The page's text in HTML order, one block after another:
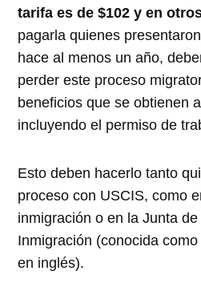
tarifa es de $102 y en
pagarla quienes
hace al menos un año,
perder este proceso
beneficios que se obtienen
incluyendo el permiso de
Esto deben hacerlo tanto
proceso con USCIS, como
inmigración o en la Junta
Inmigración (conocida
en inglés).